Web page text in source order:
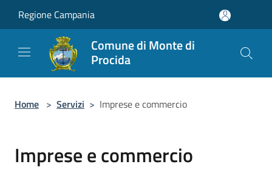
Regione Campania
Comune di Monte di
Procida
Home > Servizi > Imprese e commercio
Imprese e commercio